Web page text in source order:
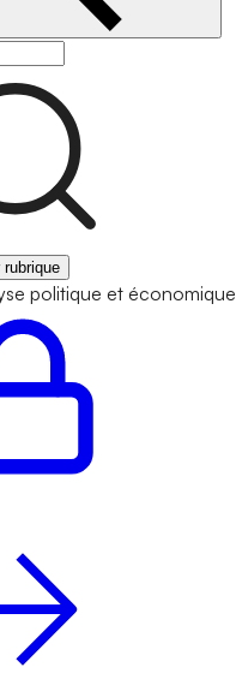
rubrique
politique et économique